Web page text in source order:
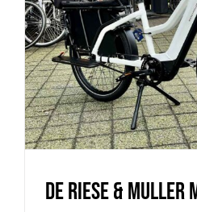
De Riese &
bij het
fiets van de
De Riese &